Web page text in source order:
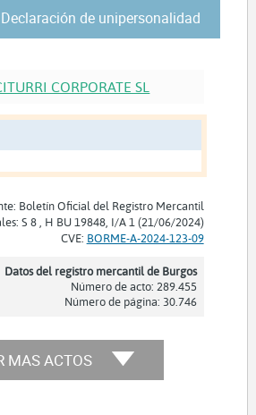
Declaración de unipersonalidad
CORPORATE SL
Boletín Oficial del Registro Mercantil
S 8 , H BU 19848, I/A 1 (21/06/2024)
CVE: BORME-A-2024-123-09
Datos del registro mercantil de Burgos
Número de acto: 289.455
Número de página: 30.746
MAS ACTOS